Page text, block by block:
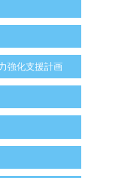
強化支援計画